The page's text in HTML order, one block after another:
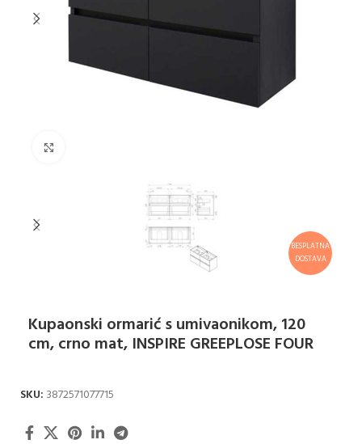
BESPLATNA
DOSTAVA
Kupaonski ormarić s umivaonikom, 120
cm, crno mat, INSPIRE GREEPLOSE FOUR
SKU: 3872571077715